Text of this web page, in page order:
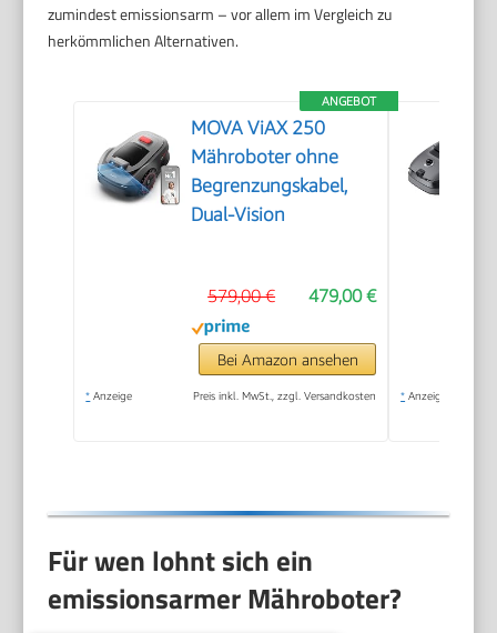
zumindest emissionsarm – vor allem im Vergleich zu
herkömmlichen Alternativen.
ANGEBOT
MOVA ViAX 250
Mähroboter ohne
Begrenzungskabel,
Dual-Vision
479,00 €
579,00 €
Bei Amazon ansehen
* Anzeige Preis inkl. MwSt., zzgl. Versandkosten * Anzeige
Für wen lohnt sich ein
emissionsarmer Mähroboter?